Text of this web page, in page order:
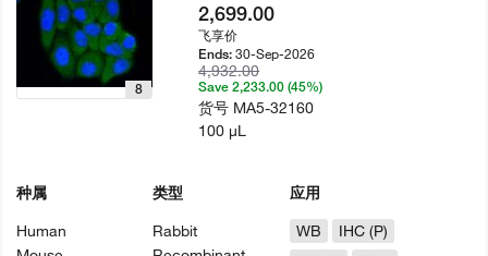
8
种属
Human
类型
Rabbit
应用
WB
IHC (P)
2,699.00
飞享价
Ends:30-Sep-2026
4,932.00
Save 2,233.00 (45%)
货号 MA5-32160
100 µL